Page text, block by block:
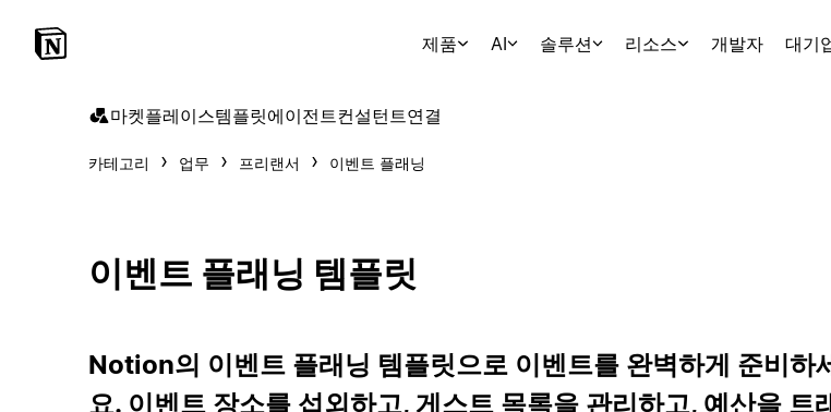
제품 AI 솔루션 리소스 개발자 대기
마켓플레이스템플릿에이전트컨설턴트연결
카테고리 업무 프리랜서 이벤트 플래닝
이벤트 플래닝 템플릿
Notion의 이벤트 플래닝 템플릿으로 이벤트를 완벽하게 준비하
요. 이벤트 장소를 섭외하고, 게스트 목록을 관리하고, 예산을 트